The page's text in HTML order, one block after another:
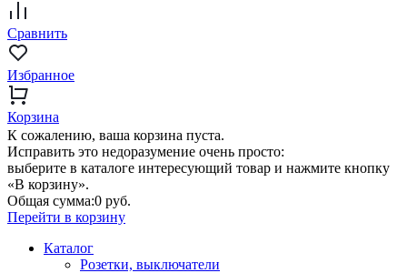
Сравнить
Избранное
Корзина
К сожалению, ваша корзина пуста.
Исправить это недоразумение очень просто:
выберите в каталоге интересующий товар и нажмите кнопку
«В корзину».
Общая сумма:0 руб.
Перейти в корзину
Каталог
Розетки, выключатели